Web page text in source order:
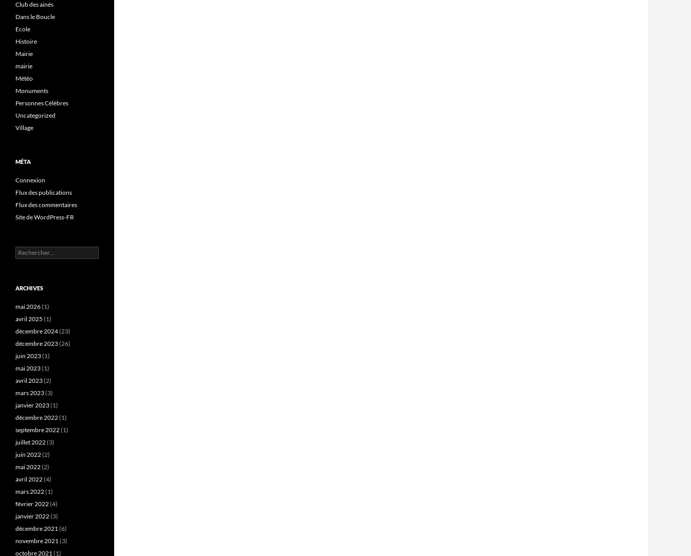
Club des ainés
Dans le Boucle
Ecole
Histoire
Mairie
mairie
Météo
Monuments
Personnes Célèbres
Uncategorized
Village
MÉTA
Connexion
Flux des publications
Flux des commentaires
Site de WordPress-FR
Rechercher :
ARCHIVES
mai 2026(1)
avril 2025 (1)
décembre 2024(23)
décembre 2023(26)
juin 2023(1)
mai 2023(1)
avril 2023(2)
mars 2023(3)
janvier 2023(1)
décembre 2022(1)
septembre 2022(1)
juillet 2022(3)
juin 2022(2)
mai 2022(2)
avril 2022(4)
mars 2022(1)
février 2022(4)
janvier 2022(3)
décembre 2021(6)
novembre 2021(3)
octobre 2021(1)